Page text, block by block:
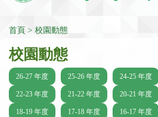
首頁 校園動態
校園動態
26-27 年度 25-26 年度 24-25 年度
22-23 年度 21-22 年度 20-21 年度
18-19 年度 17-18 年度 16-17 年度